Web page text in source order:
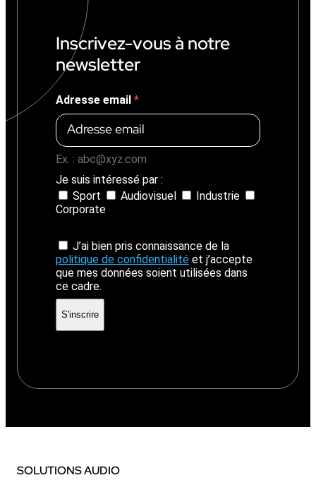
)
Inscrivez-vous à notre
newsletter
Adresse email
Ex. : abc@xyz.com
Je suis intéressé par :
Sport
Audiovisuel
Industrie
Corporate
J’ai bien pris connaissance de la
politique de confidentialité et j’accepte
que mes données soient utilisées dans
ce cadre.
SOLUTIONS AUDIO